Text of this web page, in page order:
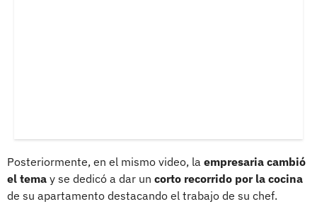
Posteriormente, en el mismo video, la empresaria cambió
el tema y se dedicó a dar un corto recorrido por la cocina
de su apartamento destacando el trabajo de su chef.